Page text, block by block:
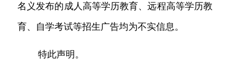
名义发布的成人高等学历教育、远程高等学历教
育、 自学考试等招生广告均为不实信息。
特此声明 。